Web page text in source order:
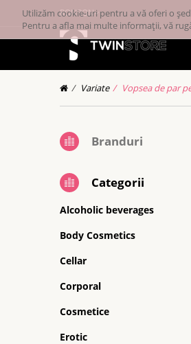
RONRON
Variate Vopsea de par
Branduri
Categorii
Alcoholic beverages
Body Cosmetics
Cellar
Corporal
Cosmetice
Erotic
Utilizăm cookie-uri pentru a vă oferi o
Pentru a afla mai multe informații, vă